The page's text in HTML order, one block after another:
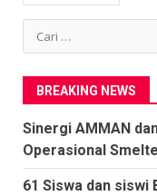
Cari
untuk:
BREAKING NEWS
Sinergi AMMAN
Operasional
61 Siswa dan siswi